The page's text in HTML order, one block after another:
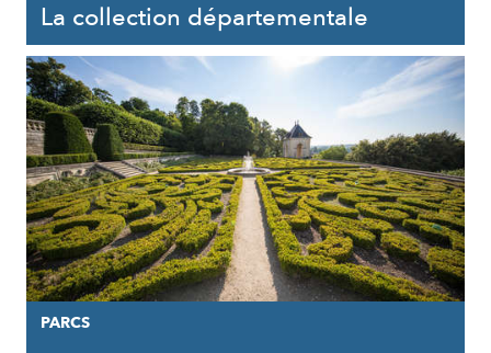
La collection départementale
PARCS